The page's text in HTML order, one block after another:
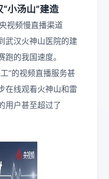
小汤山”建造
视频慢直播渠道
武汉火神山医院的建
的我国速度。
”的视频直播服务甚
在线观看火神山和雷
用户甚至超过了